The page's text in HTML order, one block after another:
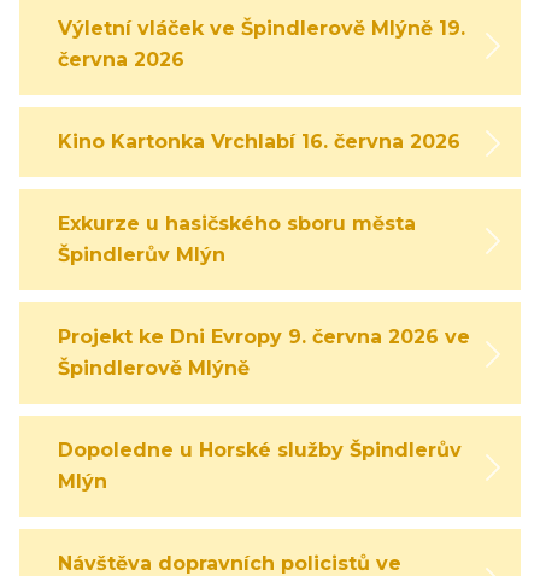
Výletní vláček ve Špindlerově Mlýně 19.
června 2026
Kino Kartonka Vrchlabí 16. června 2026
Exkurze u hasičského sboru města
Špindlerův Mlýn
Projekt ke Dni Evropy 9. června 2026 ve
Špindlerově Mlýně
Dopoledne u Horské služby Špindlerův
Mlýn
Návštěva dopravních policistů ve